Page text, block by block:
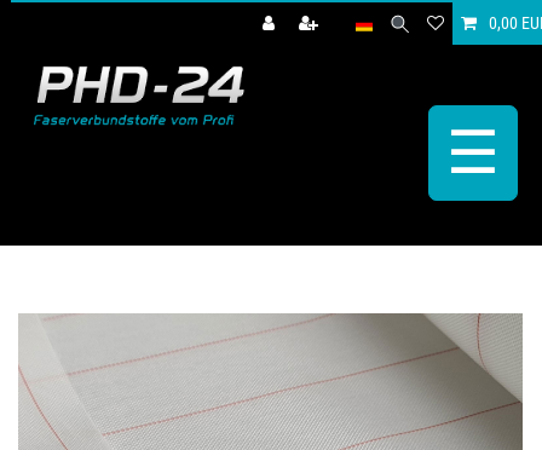
0,00
☰